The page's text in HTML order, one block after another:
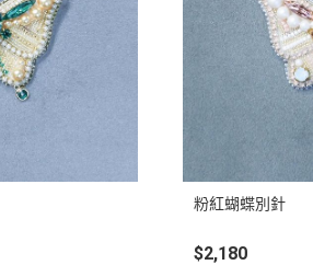
粉紅蝴蝶別針
$2,180